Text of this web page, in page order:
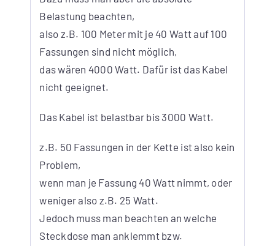
Belastung beachten,
also z.B. 100 Meter mit je 40 Watt auf 100
Fassungen sind nicht möglich,
das wären 4000 Watt. Dafür ist das Kabel
nicht geeignet.
Das Kabel ist belastbar bis 3000 Watt.
z.B. 50 Fassungen in der Kette ist also kein
Problem,
wenn man je Fassung 40 Watt nimmt, oder
weniger also z.B. 25 Watt.
Jedoch muss man beachten an welche
Steckdose man anklemmt bzw.